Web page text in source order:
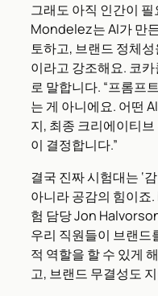
그래도 아직 인간이
Mondelez는 AI가 만
토하고, 브랜드 정체
이라고 강조해요. 코
로 말합니다. “프롬프
는 게 아니에요. 어떤
지, 최종 크리에이티
이 결정합니다.”
결국 진짜 시험대는 ‘
아니라 공감의 힘이
험 담당 Jon
우리 직원들이 브랜드
적 역할을 할 수 있게
고, 브랜드 무결성도